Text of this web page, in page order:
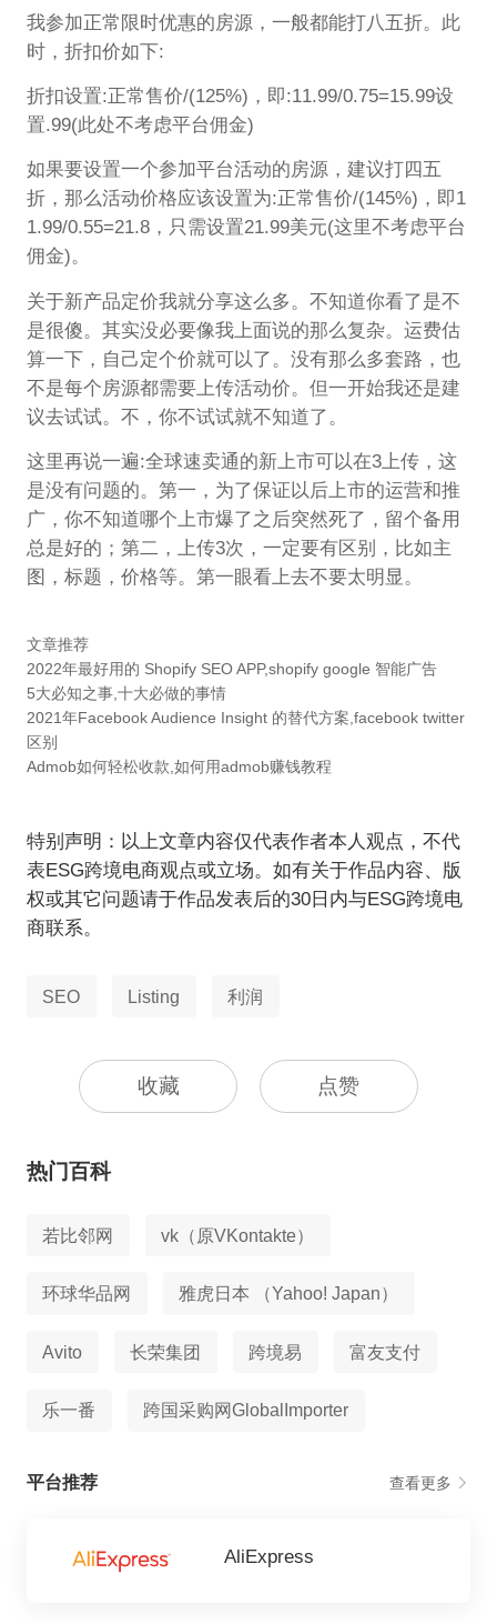
我参加正常限时优惠的房源，一般都能打八五折。此
时，折扣价如下:
折扣设置:正常售价/(125%)，即:11.99/0.75=15.99设
置.99(此处不考虑平台佣金)
如果要设置一个参加平台活动的房源，建议打四五
折，那么活动价格应该设置为:正常售价/(145%)，即1
1.99/0.55=21.8，只需设置21.99美元(这里不考虑平台
佣金)。
关于新产品定价我就分享这么多。不知道你看了是不
是很傻。其实没必要像我上面说的那么复杂。运费估
算一下，自己定个价就可以了。没有那么多套路，也
不是每个房源都需要上传活动价。但一开始我还是建
议去试试。不，你不试试就不知道了。
这里再说一遍:全球速卖通的新上市可以在3上传，这
是没有问题的。第一，为了保证以后上市的运营和推
广，你不知道哪个上市爆了之后突然死了，留个备用
总是好的；第二，上传3次，一定要有区别，比如主
图，标题，价格等。第一眼看上去不要太明显。
文章推荐
2022年最好用的 Shopify SEO APP,shopify google 智能广告
5大必知之事,十大必做的事情
2021年Facebook Audience Insight 的替代方案,facebook twitter
区别
Admob如何轻松收款,如何用admob赚钱教程
特别声明：以上文章内容仅代表作者本人观点，不代
表ESG跨境电商观点或立场。如有关于作品内容、版
权或其它问题请于作品发表后的30日内与ESG跨境电
商联系。
SEO Listing 利润
收藏 点赞
热门百科
若比邻网 vk（原VKontakte）
环球华品网 雅虎日本 （Yahoo! Japan）
Avito 长荣集团 跨境易 富友支付
乐一番 跨国采购网GlobalImporter
平台推荐 查看更多
AliExpress